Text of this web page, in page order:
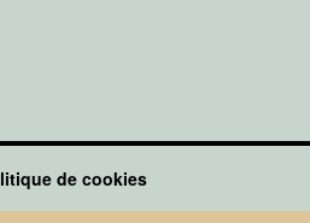
de cookies